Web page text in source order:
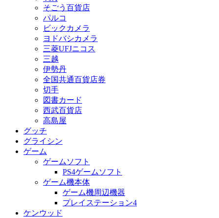
そごう百貨店
パルコ
ビックカメラ
ヨドバシカメラ
三菱UFJニコス
三越
伊勢丹
全国共通百貨店券
切手
図書カード
西武百貨店
高島屋
グッチ
グライシン
ゲーム
ゲームソフト
PS4ゲームソフト
ゲーム機本体
ゲーム機周辺機器
プレイステーション4
ケンウッド